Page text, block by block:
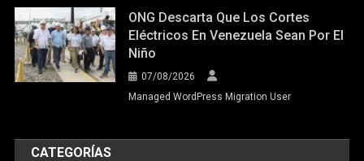
ONG Descarta Que Los Cortes
Eléctricos En Venezuela Sean Por El
Niño
07/08/2026
Managed WordPress Migration User
CATEGORÍAS